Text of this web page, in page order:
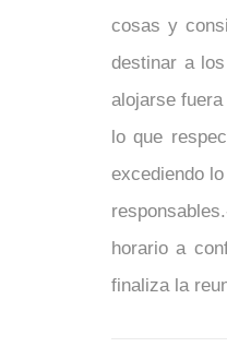
cosas y
destinar a
alojarse
lo que
excediendo
horario a
finaliza la